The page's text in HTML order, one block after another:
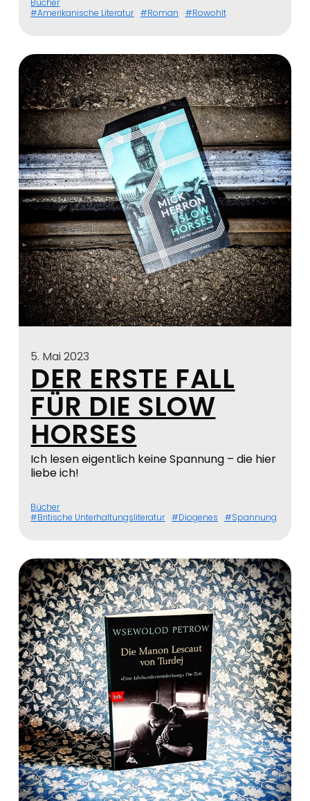
Amerikanische Literatur
Roman Rowohlt
5. Mai 2023
DER ERSTE FALL
FÜR DIE SLOW
HORSES
Ich lesen eigentlich keine Spannung – die hier
liebe ich!
Bücher
Britische Unterhaltungsliteratur
Diogenes Spannung